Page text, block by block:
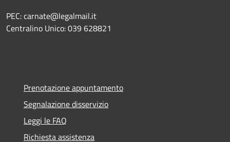
PEC: carnate@legalmail.it
Centralino Unico: 039 628821
Prenotazione appuntamento
Segnalazione disservizio
Leggi le FAQ
Richiesta assistenza